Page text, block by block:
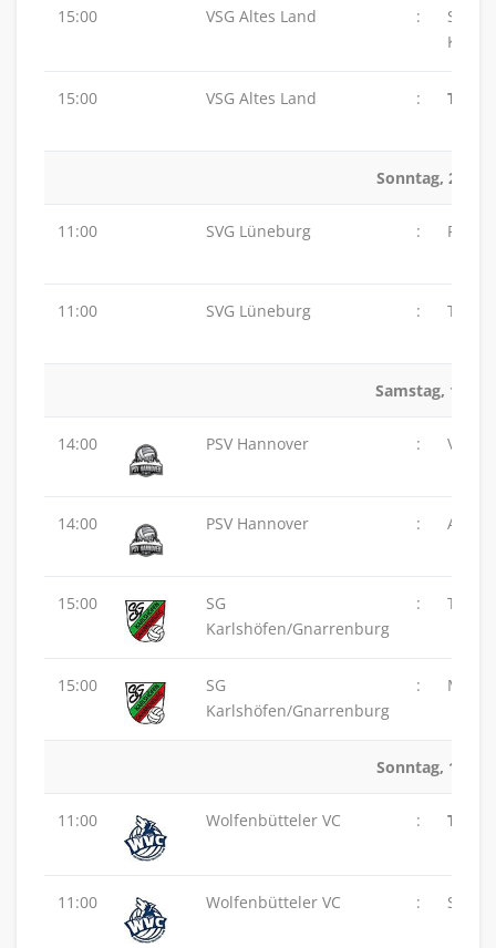
15:00 VSG Altes Land :
SG
15:00 VSG Altes Land : TSV
Sonntag,
11:00 SVG Lüneburg : PSV
11:00 SVG Lüneburg : TuS
Samstag,
14:00 PSV Hannover : VSG
14:00 PSV Hannover : ASC
15:00
SG
Karlshöfen/Gnarrenburg
: TuS
15:00
SG
Karlshöfen/Gnarrenburg
: MTV
Sonntag,
11:00 Wolfenbütteler VC : TSV
11:00 Wolfenbütteler VC : SVG